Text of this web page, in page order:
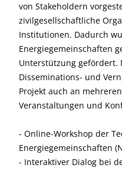
von Stakeholdern
zivilgesellschaftliche
Institutionen. Dadurch
Energiegemeinschaften
Unterstützung gefördert.
Disseminations- und
Projekt auch an
Veranstaltungen und
- Online-Workshop der
Energiegemeinschaften
- Interaktiver Dialog bei